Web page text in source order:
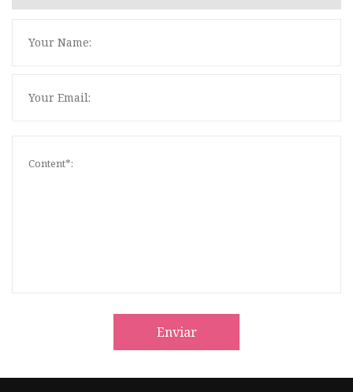
Enviar